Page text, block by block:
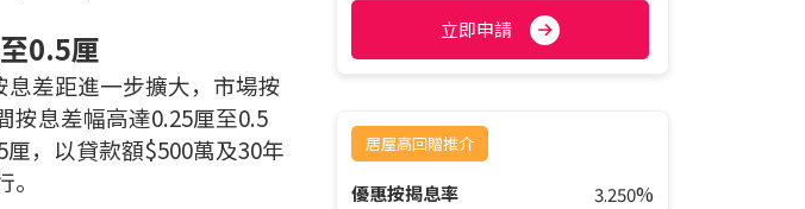
0.5厘
差距進一步擴大，市場按
按息差幅高達0.25厘至0.5
，以貸款額$500萬及30年
立即申請
居屋高回贈推介
優惠按揭息率 3.250%